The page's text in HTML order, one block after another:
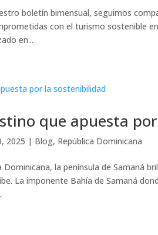
boletín bimensual, seguimos
con el turismo sostenible
en...
que apuesta
2025 | Blog, República Dominicana
Dominicana, la península de Samaná
La imponente Bahía de Samaná